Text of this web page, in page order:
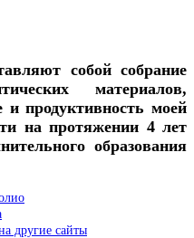
собой собрание
материалов,
продуктивность моей
на протяжении 4 лет
образования
другие сайты